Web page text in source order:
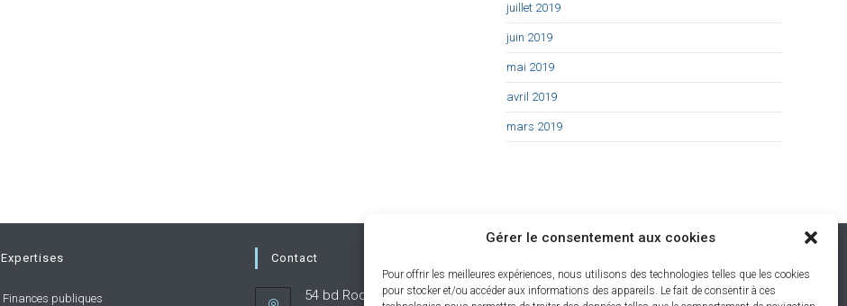
Gérer le consentement aux cookies
Pour offrir les meilleures expériences, nous utilisons des technologies telles que les cookies
pour stocker et/ou accéder aux informations des appareils. Le fait de consentir à ces
juillet 2019
juin 2019
mai 2019
avril 2019
mars 2019
Expertises
Finances publiques
Contact
54 bd Rodin 92130 Issy-Les-